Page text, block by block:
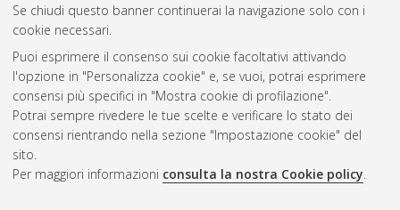
Se chiudi questo banner continuerai la navigazione solo con i
cookie necessari.
Puoi esprimere il consenso sui cookie facoltativi attivando
l'opzione in "Personalizza cookie" e, se vuoi, potrai esprimere
consensi più specifici in "Mostra cookie di profilazione".
Potrai sempre rivedere le tue scelte e verificare lo stato dei
consensi rientrando nella sezione "Impostazione cookie" del
sito.
Per maggiori informazioni consulta la nostra Cookie policy.
Atom
Rss 1.0
Rss 2.0
ISSN: 2038-7946